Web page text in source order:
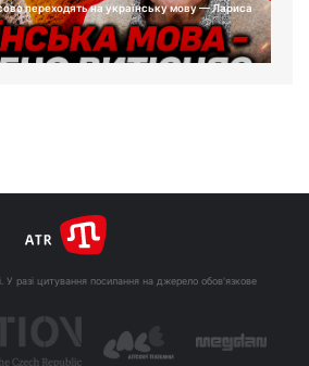
переходять на українську мову — Лариса
У разі цитування посилання на джерело обов'язкове